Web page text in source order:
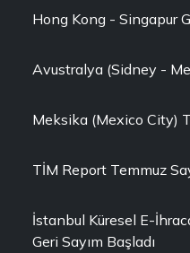
Hong Kong - Singapur
Avustralya (Sidney -
Meksika (Mexico City)
TİM Report Temmuz
İstanbul Küresel E-
Geri Sayım Başladı